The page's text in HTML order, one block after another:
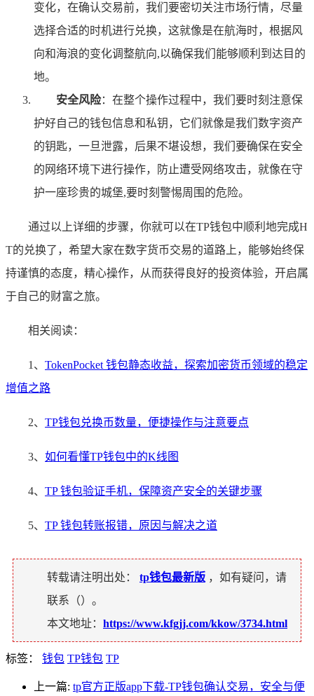
变化，在确认交易前，我们要密切关注市场行情，尽量
选择合适的时机进行兑换，这就像是在航海时，根据风
向和海浪的变化调整航向,以确保我们能够顺利到达目的
地。
安全风险：在整个操作过程中，我们要时刻注意保
护好自己的钱包信息和私钥，它们就像是我们数字资产
的钥匙，一旦泄露，后果不堪设想，我们要确保在安全
的网络环境下进行操作，防止遭受网络攻击，就像在守
护一座珍贵的城堡,要时刻警惕周围的危险。
通过以上详细的步骤，你就可以在TP钱包中顺利地完成H
T的兑换了，希望大家在数字货币交易的道路上，能够始终保
持谨慎的态度，精心操作，从而获得良好的投资体验，开启属
于自己的财富之旅。
相关阅读：
1、 TokenPocket 钱包静态收益，探索加密货币领域的稳定
增值之路
2、 TP钱包兑换币数量，便捷操作与注意要点
3、 如何看懂TP钱包中的K线图
4、 TP 钱包验证手机，保障资产安全的关键步骤
5、 TP 钱包转账报错，原因与解决之道
转载请注明出处： tp钱包最新版 ，如有疑问，请
联系（）。
本文地址： https://www.kfgjj.com/kkow/3734.html
标签： 钱包 TP钱包 TP
上一篇: tp官方正版app下载-TP钱包确认交易，安全与便